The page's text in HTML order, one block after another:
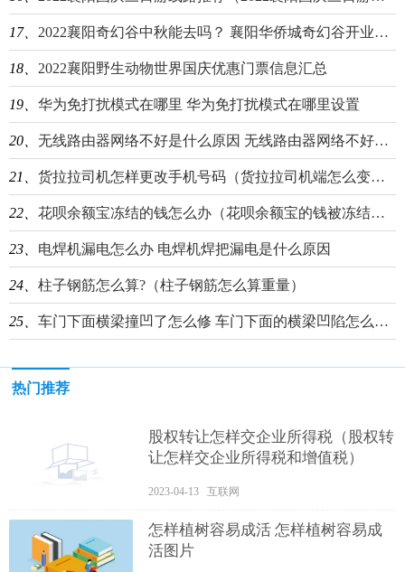
17、 2022襄阳奇幻谷中秋能去吗？ 襄阳华侨城奇幻谷开业时间
18、 2022襄阳野生动物世界国庆优惠门票信息汇总
19、 华为免打扰模式在哪里 华为免打扰模式在哪里设置
20、 无线路由器网络不好是什么原因 无线路由器网络不好是什么原因造成的
21、 货拉拉司机怎样更改手机号码（货拉拉司机端怎么变更手机号）
22、 花呗余额宝冻结的钱怎么办（花呗余额宝的钱被冻结怎么办）
23、 电焊机漏电怎么办 电焊机焊把漏电是什么原因
24、 柱子钢筋怎么算?（柱子钢筋怎么算重量）
25、 车门下面横梁撞凹了怎么修 车门下面的横梁凹陷怎么修复
热门推荐
股权转让怎样交企业所得税（股权转
让怎样交企业所得税和增值税）
2023-04-13 互联网
怎样植树容易成活 怎样植树容易成
活图片